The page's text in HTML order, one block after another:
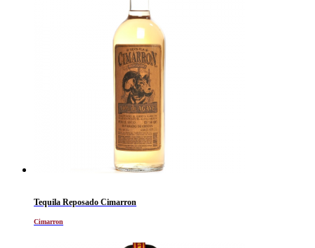
Tequila Reposado Cimarron
Cimarron